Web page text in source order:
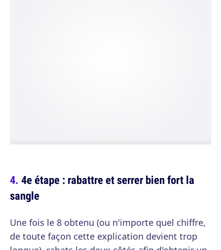
4e étape : rabattre et serrer bien fort la
sangle
Une fois le 8 obtenu (ou n'importe quel chiffre,
de toute façon cette explication devient trop